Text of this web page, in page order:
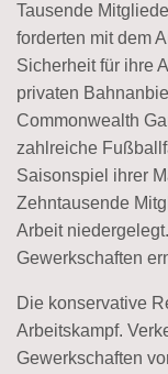
Tausende
forderten mit dem
Sicherheit für ihre
privaten
Commonwealth
zahlreiche
Saisonspiel ihrer
Zehntausende
Arbeit
Gewerkschaften
Die konservative
Arbeitskampf.
Gewerkschaften